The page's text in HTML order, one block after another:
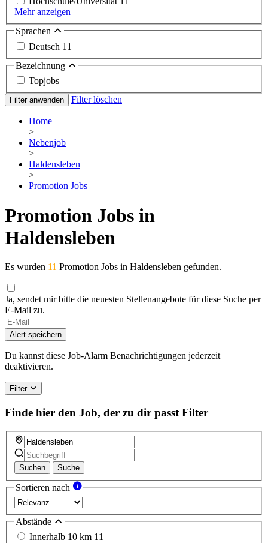
Mehr anzeigen
Sprachen
Deutsch 11
Bezeichnung
Topjobs
Filter anwenden Filter löschen
Home
>
Nebenjob
>
Haldensleben
>
Promotion Jobs
Promotion Jobs in
Haldensleben
Es wurden 11 Promotion Jobs in Haldensleben gefunden.
Ja, sendet mir bitte die neuesten Stellenangebote für diese Suche per
E-Mail zu.
If
you
are
a
human,
this
field
Alert speichern
Du kannst diese Job-Alarm Benachrichtigungen jederzeit
deaktivieren.
Filter
Finde hier den Job, der zu dir passt Filter
Suchen Suche
Sortieren nach
Abstände
Innerhalb 10 km 11